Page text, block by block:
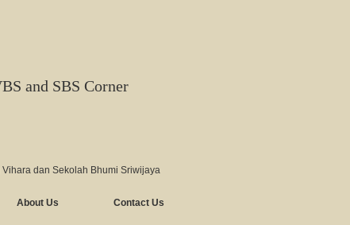
and SBS Corner
Vihara dan Sekolah Bhumi Sriwijaya
About Us Contact Us